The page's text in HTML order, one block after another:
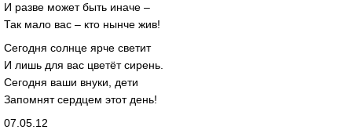
И разве может быть иначе –
Так мало вас – кто нынче жив!
Сегодня солнце ярче светит
И лишь для вас цветёт сирень.
Сегодня ваши внуки, дети
Запомнят сердцем этот день!
07.05.12